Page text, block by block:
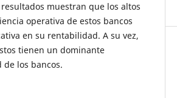
muestran que los altos
operativa de estos bancos
en su rentabilidad. A su vez,
tienen un dominante
los bancos.